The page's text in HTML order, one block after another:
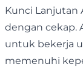
Kunci Lanjutan
dengan cekap.
untuk bekerja
memenuhi